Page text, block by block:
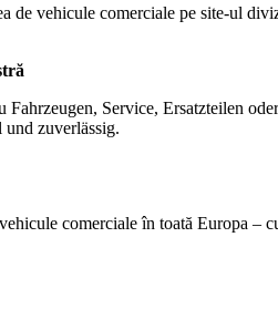
de vehicule comerciale pe site-ul
Service, Ersatzteilen
und zuverlässig.
comerciale în toată Europa –